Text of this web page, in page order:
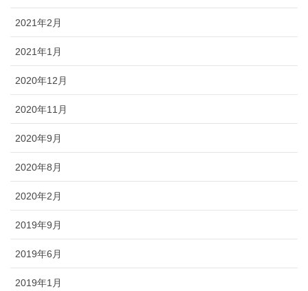
2021年2月
2021年1月
2020年12月
2020年11月
2020年9月
2020年8月
2020年2月
2019年9月
2019年6月
2019年1月